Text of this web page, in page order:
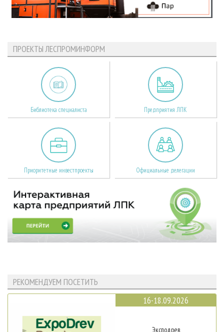
ПРОЕКТЫ ЛЕСПРОМИНФОРМ
Библиотека специалиста Предприятия ЛПК
Приоритетные инвестпроекты Официальные делегации
РЕКОМЕНДУЕМ ПОСЕТИТЬ
16-18.09.2026
Эксподрев